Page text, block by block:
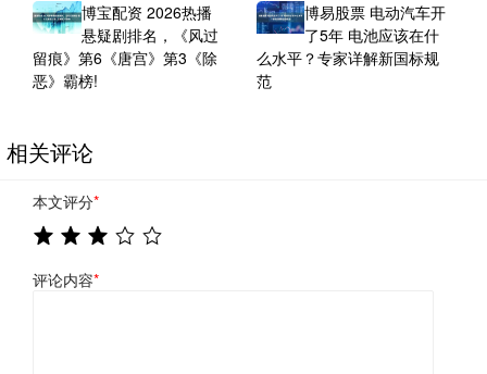
博宝配资 2026热播
悬疑剧排名，《风过
留痕》第6《唐宫》第3《除
恶》霸榜!
博易股票 电动汽车开
了5年 电池应该在什
么水平？专家详解新国标规
范
相关评论
本文评分*
评论内容*